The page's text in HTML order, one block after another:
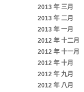
2013 年 三月
2013 年 二月
2013 年 一月
2012 年 十二月
2012 年 十一月
2012 年 十月
2012 年 九月
2012 年 八月